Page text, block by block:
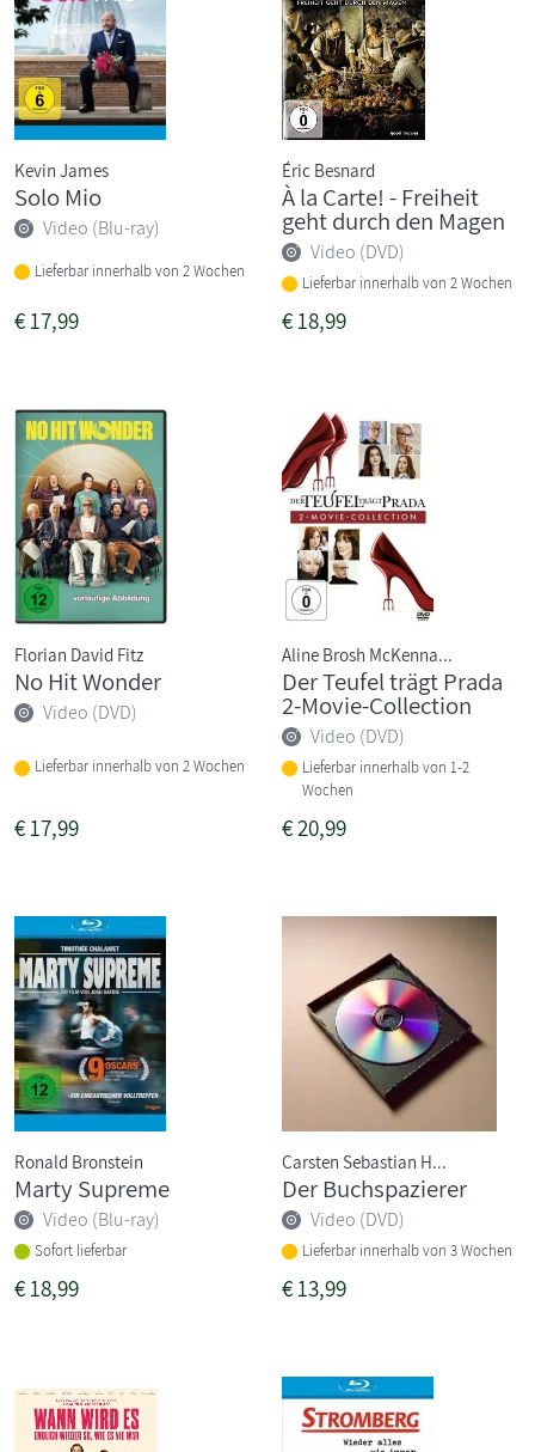
Kevin James
Solo Mio
Video (Blu-ray)
Lieferbar innerhalb von 2 Wochen
€17,99
Éric Besnard
À la Carte! - Freiheit
geht durch den Magen
Video (DVD)
Lieferbar innerhalb von 2 Wochen
€18,99
Florian David Fitz
No Hit Wonder
Video (DVD)
Lieferbar innerhalb von 2 Wochen
€17,99
Aline Brosh McKenna...
Der Teufel trägt Prada
2-Movie-Collection
Video (DVD)
Lieferbar innerhalb von 1-2
Wochen
€20,99
Ronald Bronstein
Marty Supreme
Video (Blu-ray)
Sofort lieferbar
€18,99
Carsten Sebastian H...
Der Buchspazierer
Video (DVD)
Lieferbar innerhalb von 3 Wochen
€13,99